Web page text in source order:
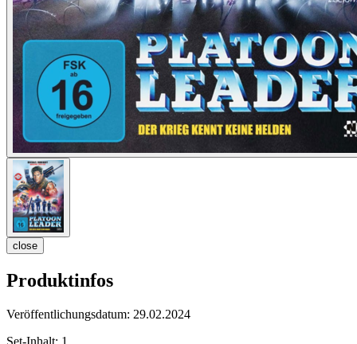
close
Produktinfos
Veröffentlichungsdatum: 29.02.2024